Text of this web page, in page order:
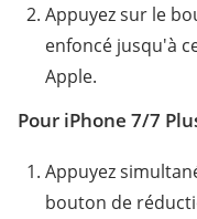
Appuyez sur le
enfoncé jusqu'à
Apple.
Pour iPhone 7/7
Appuyez
bouton de